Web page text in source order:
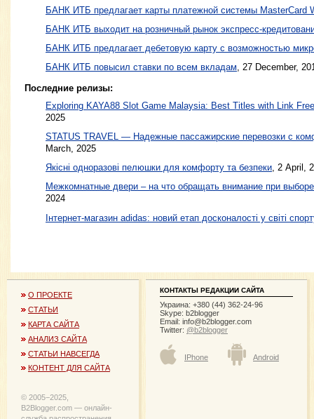
БАНК ИТБ предлагает карты платежной системы MasterCard
БАНК ИТБ выходит на розничный рынок экспресс-
БАНК ИТБ предлагает дебетовую карту с возможностью
БАНК ИТБ повысил ставки по всем вкладам, 27 December,
Последние релизы:
Exploring KAYA88 Slot Game Malaysia: Best Titles with Link
2025
STATUS TRAVEL — Надежные пассажирские перевозки с
March, 2025
Якісні одноразові пелюшки для комфорту та безпеки, 2 April,
Межкомнатные двери – на что обращать внимание при
2024
Інтернет-магазин adidas: новий етап досконалості у світі
О ПРОЕКТЕ
СТАТЬИ
КАРТА САЙТА
АНАЛИЗ САЙТА
СТАТЬИ НАВСЕГДА
КОНТЕНТ ДЛЯ САЙТА
© 2005−2025,
B2Blogger.com — онлайн-
КОНТАКТЫ РЕДАКЦИИ САЙТА
Украина: +380 (44) 362-24-96
Skype: b2blogger
Email: info@b2blogger.com
Twitter: @b2blogger
IPhone Android